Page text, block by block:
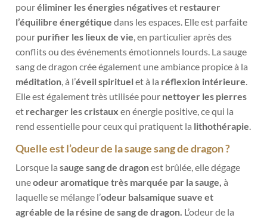
pouréliminer les énergies négativeset restaurer
l’équilibre énergétique dans les espaces. Elle est parfaite
pour purifier les lieux de vie, en particulier après des
conflits ou des événements émotionnels lourds. La sauge
sang de dragon crée également une ambiance propice à la
méditation, à l’éveil spirituelet à la réflexion intérieure.
Elle est également très utilisée pour nettoyer les pierres
et recharger les cristaux en énergie positive, ce qui la
rend essentielle pour ceux qui pratiquent la lithothérapie.
Quelle est l’odeur de la sauge sang de dragon ?
Lorsque lasauge sang de dragonest brûlée, elle dégage
uneodeur aromatique très marquée par la sauge,à
laquelle se mélange l’odeur balsamique suave et
agréable de la résine de sang de dragon. L’odeur de la